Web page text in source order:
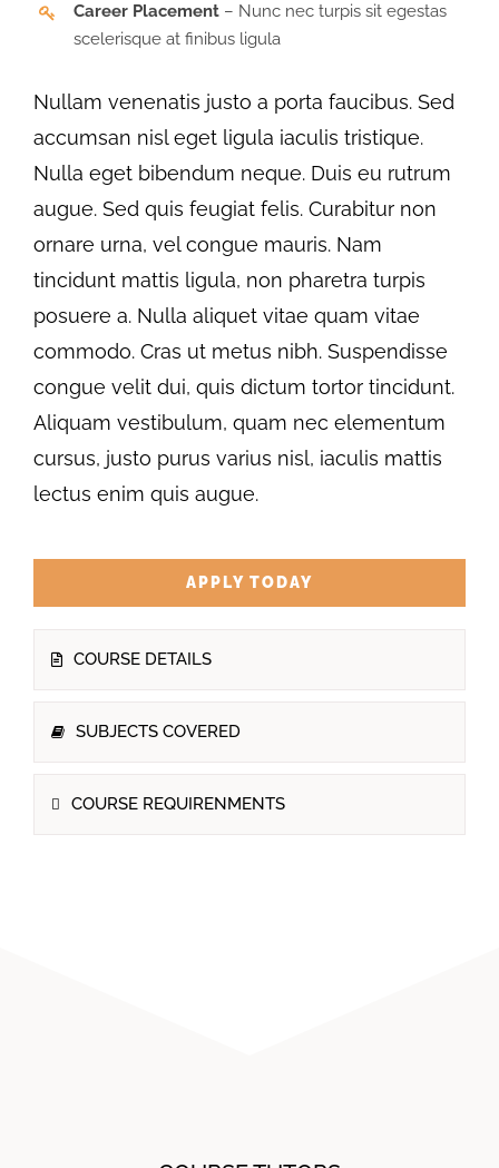
Career Placement – Nunc nec turpis sit egestas
scelerisque at finibus ligula
Nullam venenatis justo a porta faucibus. Sed
accumsan nisl eget ligula iaculis tristique.
Nulla eget bibendum neque. Duis eu rutrum
augue. Sed quis feugiat felis. Curabitur non
ornare urna, vel congue mauris. Nam
tincidunt mattis ligula, non pharetra turpis
posuere a. Nulla aliquet vitae quam vitae
commodo. Cras ut metus nibh. Suspendisse
congue velit dui, quis dictum tortor tincidunt.
Aliquam vestibulum, quam nec elementum
cursus, justo purus varius nisl, iaculis mattis
lectus enim quis augue.
APPLY TODAY
COURSE DETAILS
SUBJECTS COVERED
COURSE REQUIRENMENTS